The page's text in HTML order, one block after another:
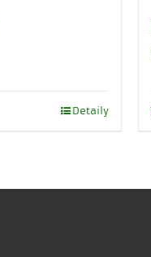
Detaily